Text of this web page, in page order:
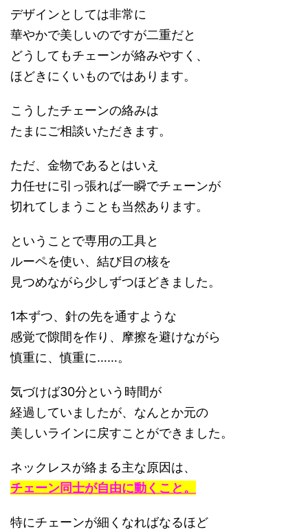
デザインとしては非常に
華やかで美しいのですが二重だと
どうしてもチェーンが絡みやすく、
ほどきにくいものではあります。
こうしたチェーンの絡みは
たまにご相談いただきます。
ただ、金物であるとはいえ
力任せに引っ張れば一瞬でチェーンが
切れてしまうことも当然あります。
ということで専用の工具と
ルーペを使い、結び目の核を
見つめながら少しずつほどきました。
1本ずつ、針の先を通すような
感覚で隙間を作り、摩擦を避けながら
慎重に、慎重に……。
気づけば30分という時間が
経過していましたが、なんとか元の
美しいラインに戻すことができました。
ネックレスが絡まる主な原因は、
チェーン同士が自由に動くこと。
特にチェーンが細くなればなるほど